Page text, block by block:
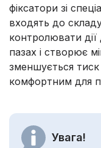
фіксатори зі
входять до
контролювати
пазах і створює
зменшується тиск
комфортним для
Увага!